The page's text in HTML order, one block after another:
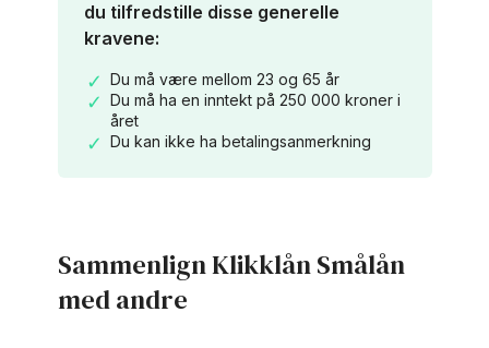
du tilfredstille disse generelle
kravene:
Du må være mellom 23 og 65 år
Du må ha en inntekt på 250 000 kroner i
året
Du kan ikke ha betalingsanmerkning
Sammenlign Klikklån Smålån
med andre